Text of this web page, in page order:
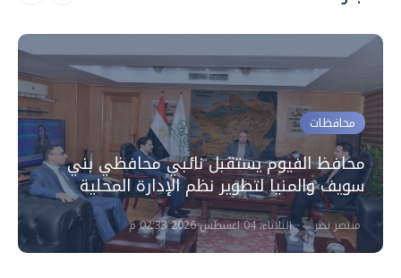
محافظات
محافظ الفيوم يستقبل نائبي محافظي بني
سويف والمنيا لتطوير نظم الإدارة المحلية
منتصر نضر الثلاثاء، 04 اغسطس 2026 02:33 م